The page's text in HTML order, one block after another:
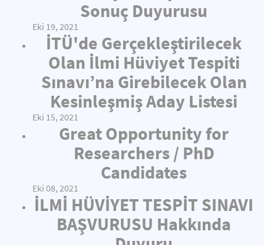
Sonuç Duyurusu
Eki 19, 2021
İTÜ'de Gerçekleştirilecek
Olan İlmi Hüviyet Tespiti
Sınavı’na Girebilecek Olan
Kesinleşmiş Aday Listesi
Eki 15, 2021
Great Opportunity for
Researchers / PhD
Candidates
Eki 08, 2021
İLMİ HÜVİYET TESPİT SINAVI
BAŞVURUSU Hakkında